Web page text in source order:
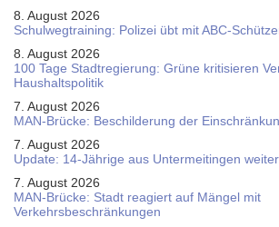
8. August 2026
Schul­weg­trai­ning: Poli­zei übt mit ABC-
8. August 2026
100 Tage Stadtregierung: Grüne kritisieren
Haushaltspolitik
7. August 2026
MAN-Brücke: Beschilderung der
7. August 2026
Update: 14-Jährige aus Untermeitingen
7. August 2026
MAN-Brücke: Stadt reagiert auf Mängel mit
Verkehrsbeschränkungen